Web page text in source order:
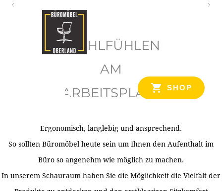
SHOP
WOHLFÜHLEN
AM
ARBEITSPLATZ
Ergonomisch, langlebig und ansprechend.
So sollten Büromöbel heute sein um Ihnen den Aufenthalt im
Büro so angenehm wie möglich zu machen.
In unserem Schauraum haben Sie die Möglichkeit die Vielfalt der